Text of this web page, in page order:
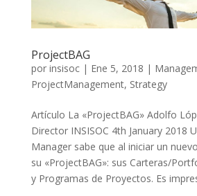
ProjectBAG
por insisoc| Ene 5, 2018 |
ProjectManagement, Strategy
Artículo La «ProjectBAG» Adolfo
Director INSISOC 4th January 2018
Manager sabe que al iniciar un
su «ProjectBAG»: sus Carteras/
y Programas de Proyectos. Es